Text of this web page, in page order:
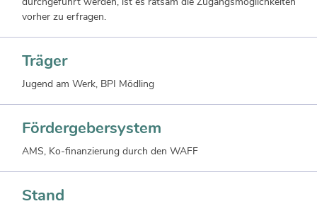
vorher zu erfragen.
Träger
Jugend am Werk, BPI Mödling
Fördergebersystem
AMS, Ko-finanzierung durch den WAFF
Stand